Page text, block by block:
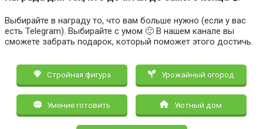
Выбирайте в награду то, что вам больше нужно (если у вас
есть Telegram). Выбирайте с умом 🙂 В нашем канале вы
сможете забрать подарок, который поможет этого достичь.
Стройная фигура Урожайный огород
Умение готовить Уютный дом